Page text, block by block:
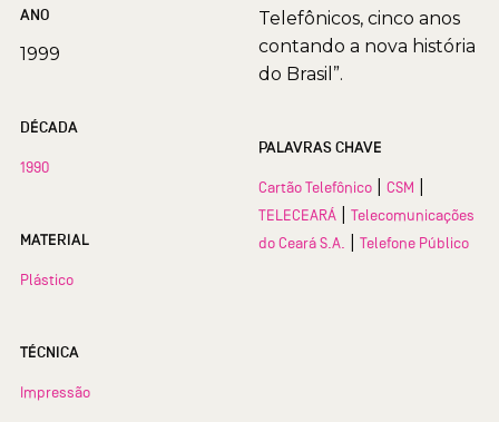
ANO
1999
DÉCADA
1990
MATERIAL
Plástico
TÉCNICA
Impressão
Telefônicos, cinco anos
contando a nova história
do Brasil”.
PALAVRAS CHAVE
Cartão Telefônico CSM
TELECEARÁ
Telecomunicações
do Ceará S.A.
Telefone Público